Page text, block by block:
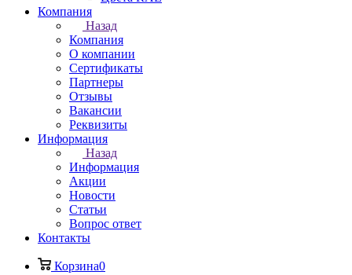
Компания
Назад
Компания
О компании
Сертификаты
Партнеры
Отзывы
Вакансии
Реквизиты
Информация
Назад
Информация
Акции
Новости
Статьи
Вопрос ответ
Контакты
Корзина0